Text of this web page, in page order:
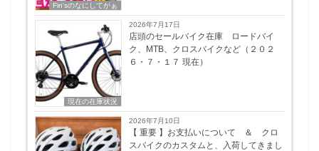
Fin'sのなにしてがぁ
現在の在庫状況
2026年7月17日
店頭のセールバイク在庫 ロードバイ
ク、MTB、クロスバイクなど（２０２
６・７・１７ 現在）
2026年7月10日
【 重要 】お支払いについて ＆ クロ
スバイクのカスタムと、入荷してきまし